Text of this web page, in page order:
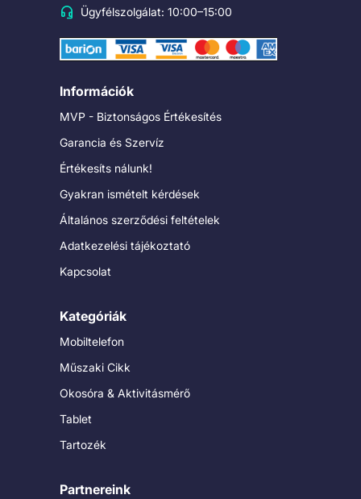
Ügyfélszolgálat: 10:00–15:00
Információk
MVP - Biztonságos Értékesítés
Garancia és Szervíz
Értékesíts nálunk!
Gyakran ismételt kérdések
Általános szerződési feltételek
Adatkezelési tájékoztató
Kapcsolat
Kategóriák
Mobiltelefon
Műszaki Cikk
Okosóra & Aktivitásmérő
Tablet
Tartozék
Partnereink